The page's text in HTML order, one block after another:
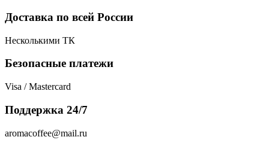
Доставка по всей России
Несколькими ТК
Безопасные платежи
Visa / Mastercard
Поддержка 24/7
aromacoffee@mail.ru